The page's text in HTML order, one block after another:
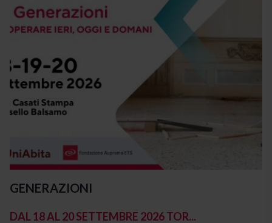
GENERAZIONI
DAL 18 AL 20 SETTEMBRE 2026 TOR...